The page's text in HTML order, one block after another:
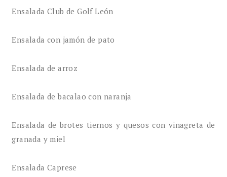
Ensalada Club de Golf León
Ensalada con jamón de pato
Ensalada de arroz
Ensalada de bacalao con naranja
Ensalada de brotes tiernos y quesos con vinagreta de
granada y miel
Ensalada Caprese